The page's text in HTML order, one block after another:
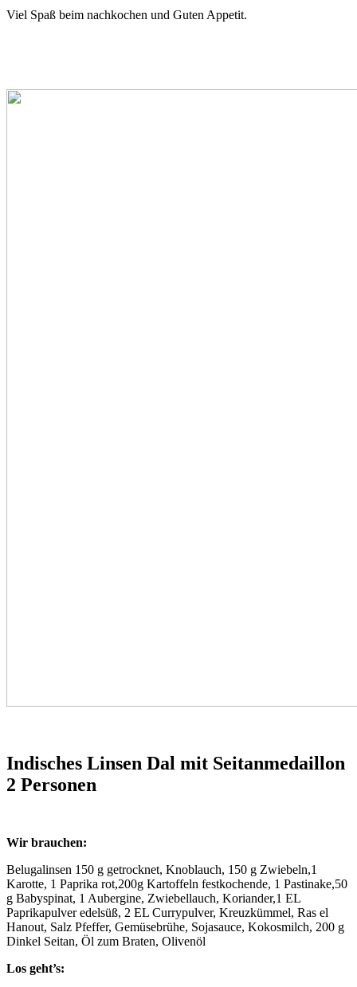
Viel Spaß beim nachkochen und Guten Appetit.
Indisches Linsen Dal mit Seitanmedaillon
2 Personen
Wir brauchen:
Belugalinsen 150 g getrocknet, Knoblauch, 150 g Zwiebeln,1
Karotte, 1 Paprika rot,200g Kartoffeln festkochende, 1 Pastinake,50
g Babyspinat, 1 Aubergine, Zwiebellauch, Koriander,1 EL
Paprikapulver edelsüß, 2 EL Currypulver, Kreuzkümmel, Ras el
Hanout, Salz Pfeffer, Gemüsebrühe, Sojasauce, Kokosmilch, 200 g
Dinkel Seitan, Öl zum Braten, Olivenöl
Los geht’s: